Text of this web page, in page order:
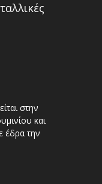
στην
και
έδρα την